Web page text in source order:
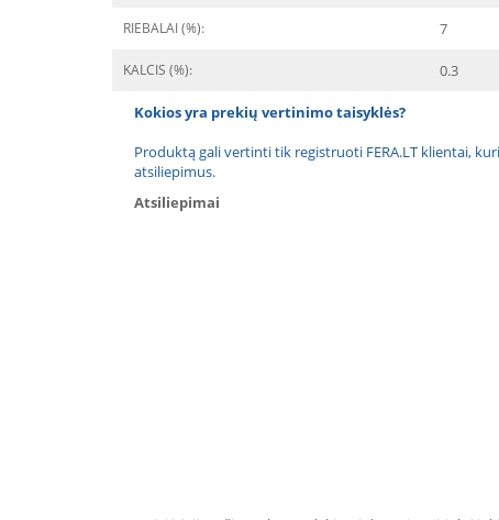
RIEBALAI (%): 7
KALCIS (%): 0.3
Kokios yra prekių vertinimo taisyklės?
Produktą gali vertinti tik registruoti FERA.LT klientai,
atsiliepimus.
Atsiliepimai